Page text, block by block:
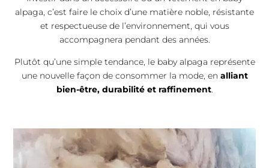
alpaga, c’est faire le choix d’une matière noble, résistante
et respectueuse de l’environnement, qui vous
accompagnera pendant des années.
Plutôt qu’une simple tendance, le baby alpaga représente
une nouvelle façon de consommer la mode, en alliant
bien-être, durabilité et raffinement.